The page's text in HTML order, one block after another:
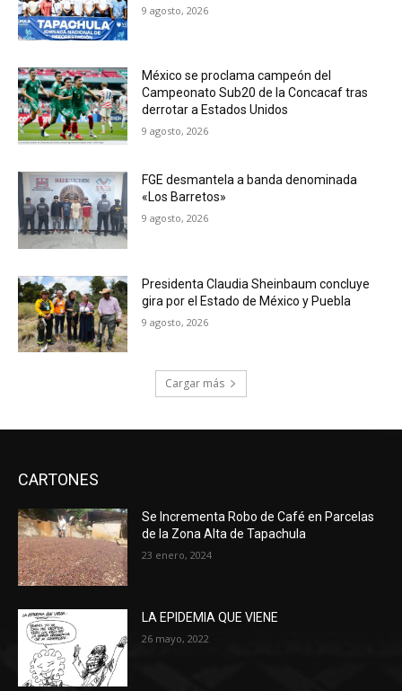
9 agosto, 2026
México se proclama campeón del
Campeonato Sub20 de la Concacaf tras
derrotar a Estados Unidos
9 agosto, 2026
FGE desmantela a banda denominada
«Los Barretos»
9 agosto, 2026
Presidenta Claudia Sheinbaum concluye
gira por el Estado de México y Puebla
9 agosto, 2026
Cargar más
CARTONES
Se Incrementa Robo de Café en Parcelas
de la Zona Alta de Tapachula
23 enero, 2024
LA EPIDEMIA QUE VIENE
26 mayo, 2022